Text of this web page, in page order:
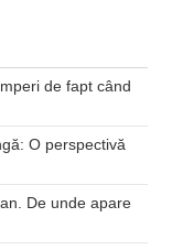
de fapt când
O perspectivă
De unde apare